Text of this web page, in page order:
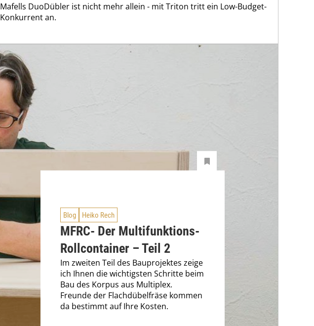
Mafells DuoDübler ist nicht mehr allein - mit Triton tritt ein Low-Budget-
Konkurrent an.
Blog Heiko Rech
MFRC- Der Multifunktions-
Rollcontainer – Teil 2
Im zweiten Teil des Bauprojektes zeige
ich Ihnen die wichtigsten Schritte beim
Bau des Korpus aus Multiplex.
Freunde der Flachdübelfräse kommen
da bestimmt auf Ihre Kosten.